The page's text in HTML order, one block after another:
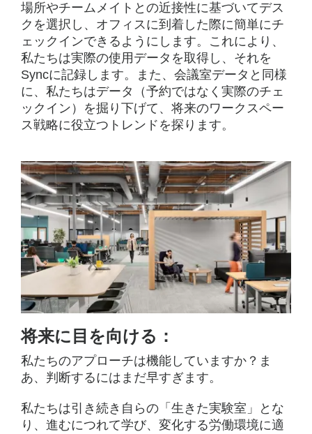
場所やチームメイトとの近接性に基づいてデス
クを選択し、オフィスに到着した際に簡単にチ
ェックインできるようにします。これにより、
私たちは実際の使用データを取得し、それを
Syncに記録します。また、会議室データと同様
に、私たちはデータ（予約ではなく実際のチェ
ックイン）を掘り下げて、将来のワークスペー
ス戦略に役立つトレンドを探ります。
将来に目を向ける：
私たちのアプローチは機能していますか？ま
あ、判断するにはまだ早すぎます。
私たちは引き続き自らの「生きた実験室」とな
り、進むにつれて学び、変化する労働環境に適